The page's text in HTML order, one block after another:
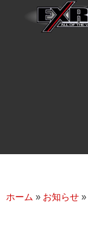
ホーム » お知らせ »